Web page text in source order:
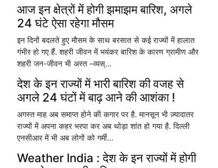
आज इन क्षेत्रों में होगी झमाझम बारिश, अगले
24 घंटे ऐसा रहेगा मौसम
इन दिनों बदलते हुए मौसम के साथ बरसात से कई राज्यों में हालात
गंभीर हो गए हैं. शहरी जीवन में भयंकर बारिश के कारण ग्रामीण और
शहरी जन-जीवन भी अस्त –व्यस्…
देश के इन राज्यों में भारी बारिश की वजह से
अगले 24 घंटों में बाढ़ आने की आशंका !
अगस्त माह अब समाप्त होने की कगार पर है. मानसून भी ज़्यादातर
राज्यों में अपना कहर भरपा कर अब थोड़ा शांत हो गया है. दिल्ली
एनसीआर में भी अब लोगों को गर्मी…
Weather India : देश के इन राज्यों में होगी